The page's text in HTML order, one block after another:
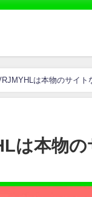
は本物のサイト
は本物